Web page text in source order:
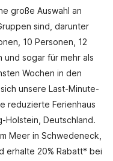
große Auswahl an
sind, darunter
10 Personen, 12
und sogar für mehr als
Wochen in den
unsere Last-Minute-
reduzierte Ferienhaus
Holstein, Deutschland.
Meer in Schwedeneck,
erhalte 20% Rabatt* bei